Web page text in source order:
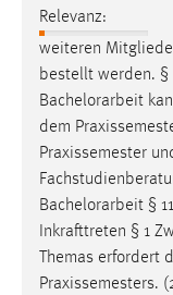
Relevanz:
weiteren
bestellt werden. §
Bachelorarbeit
dem
Praxissemester
Bachelorarbeit §
Inkrafttreten § 1
Themas
Praxissemesters.